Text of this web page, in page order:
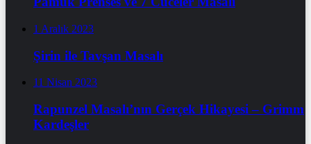
1 Aralık 2023
Şirin ile Tavşan Masalı
11 Nisan 2023
Rapunzel Masalı’nın Gerçek Hikayesi – Grimm
Kardeşler